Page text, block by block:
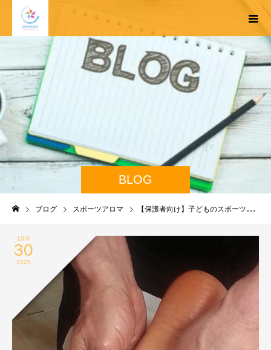
BLOG
ブログ スポーツアロマ 【保護者向け】子どものスポーツ疲労を早く回復させる方法
10月
30
2025